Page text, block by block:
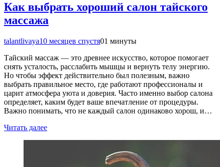
Как выбрать хороший салон тайского
массажа
talantlivaya10 месяцев спустя01 минуты
Тайский массаж — это древнее искусство, которое помогает
снять усталость, расслабить мышцы и вернуть телу энергию.
Но чтобы эффект действительно был полезным, важно
выбрать правильное место, где работают профессионалы и
царит атмосфера уюта и доверия. Часто именно выбор салона
определяет, каким будет ваше впечатление от процедуры.
Важно понимать, что не каждый салон одинаково хорош, и…
Читать далее